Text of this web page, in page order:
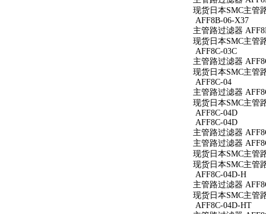
现货日本SMC主管
AFF8B-06-X37
主管路过滤器
现货日本SMC主管
AFF8C-03C
主管路过滤器
现货日本SMC主管
AFF8C-04
主管路过滤器
现货日本SMC主管
AFF8C-04D
AFF8C-04D
主管路过滤器
主管路过滤器
现货日本SMC主管
现货日本SMC主管
AFF8C-04D-H
主管路过滤器
现货日本SMC主管
AFF8C-04D-HT